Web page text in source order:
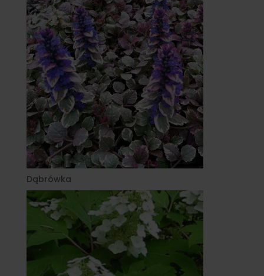
Dąbrówka